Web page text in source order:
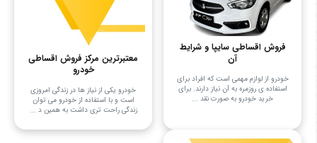
فروش اقساطی سایپا و شرایط
آن
خودرو از لوازم مهمی است که افراد برای
استفاده ی روزمره به آن نیاز دارند. برای
خرید خودرو به صورت نقد ...
معتبرترین مرکز فروش اقساطی
خودرو
خودرو یکی از نیاز ها در زندگی امروزی
است و با استفاده از خودرو می توان
زندگی راحت تری داشت به همین د ...